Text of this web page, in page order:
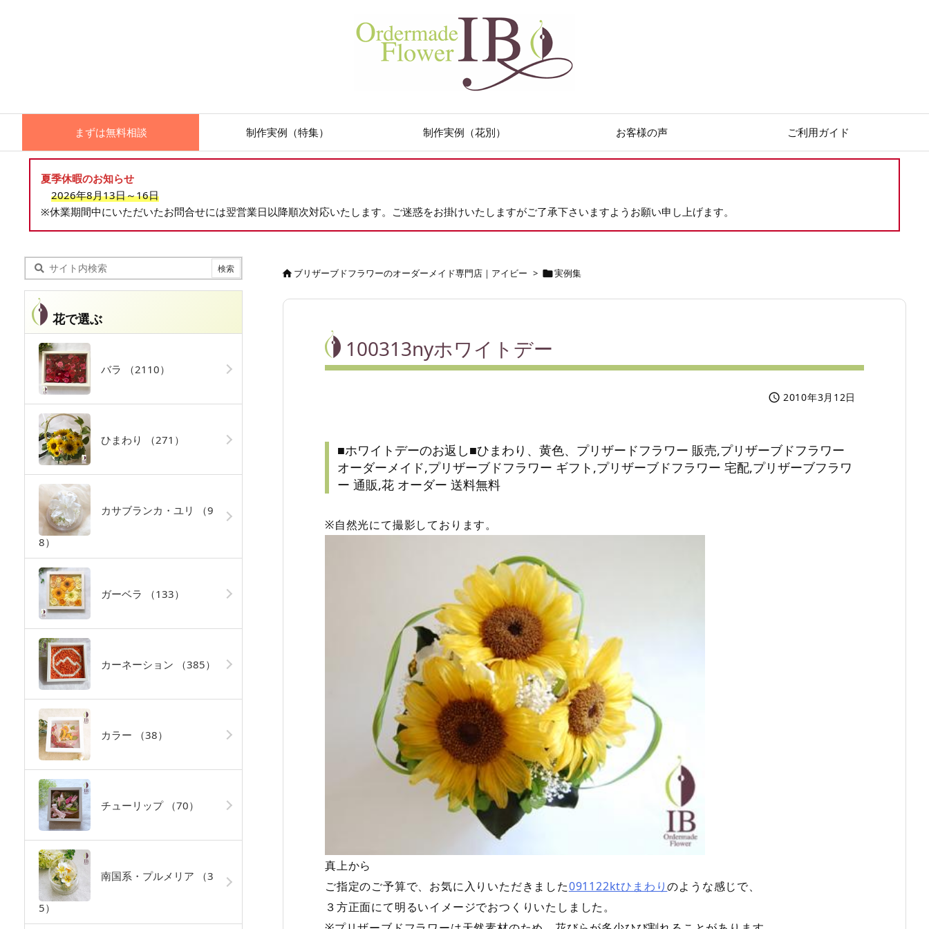
まずは無料相談 制作実例（特集） 制作実例（花別） お客様の声 ご利用ガイド
夏季休暇のお知らせ
2026年8月13日～16日
※休業期間中にいただいたお問合せには翌営業日以降順次対応いたします。ご迷惑をお掛けいたしますがご了承下さいますようお願い申し上げます。
ブリザーブドフラワーのオーダーメイド専門店｜アイビー > 実例集
100313nyホワイトデー
 2010年3月12日
■ホワイトデーのお返し■ひまわり、黄色、プリザードフラワー 販売,プリザーブドフラワー
オーダーメイド,プリザーブドフラワー ギフト,プリザーブドフラワー 宅配,プリザーブフラワ
ー 通販,花 オーダー 送料無料
※自然光にて撮影しております。
真上から
ご指定のご予算で、お気に入りいただきました091122ktひまわりのような感じで、
３方正面にて明るいイメージでおつくりいたしました。
花で選ぶ
バラ （2110）
ひまわり （271）
カサブランカ・ユリ （9
8）
ガーベラ （133）
カーネーション （385）
カラー （38）
チューリップ （70）
南国系・プルメリア （3
5）